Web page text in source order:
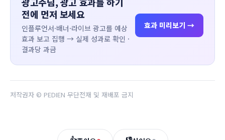
전에 먼저 보세요
인플루언서·배너·라이브 광고를 예상
효과 보고 집행 → 실제 성과로 확인 ·
결과당 과금
효과 미리보기 →
저작권자 © PEDIEN 무단전재 및 재배포 금지